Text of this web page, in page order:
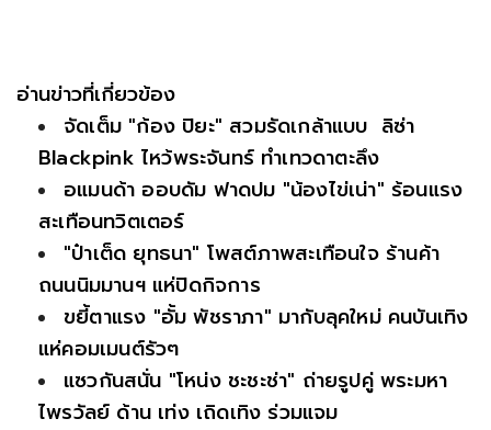
อ่านข่าวที่เกี่ยวข้อง
จัดเต็ม "ก้อง ปิยะ" สวมรัดเกล้าแบบ ลิซ่า
Blackpink ไหว้พระจันทร์ ทำเทวดาตะลึง
อแมนด้า ออบดัม ฟาดปม "น้องไข่เน่า" ร้อนแรง
สะเทือนทวิตเตอร์
"ป๋าเต็ด ยุทธนา" โพสต์ภาพสะเทือนใจ ร้านค้า
ถนนนิมมานฯ แห่ปิดกิจการ
ขยี้ตาแรง "อั้ม พัชราภา" มากับลุคใหม่ คนบันเทิง
แห่คอมเมนต์รัวๆ
แซวกันสนั่น "โหน่ง ชะชะช่า" ถ่ายรูปคู่ พระมหา
ไพรวัลย์ ด้าน เท่ง เถิดเทิง ร่วมแจม